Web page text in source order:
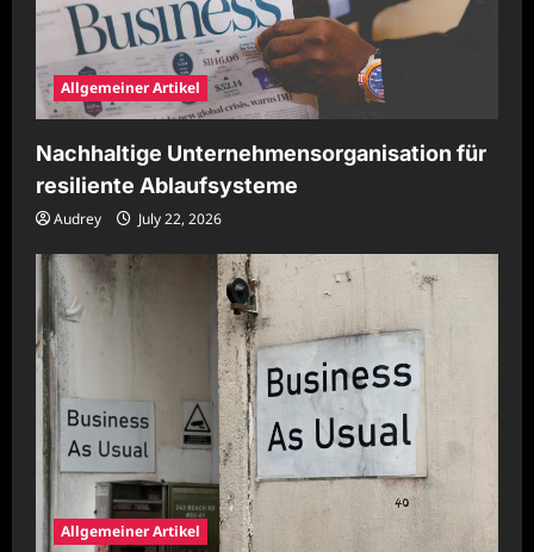
Allgemeiner Artikel
Nachhaltige Unternehmensorganisation für
resiliente Ablaufsysteme
Audrey July 22, 2026
Allgemeiner Artikel